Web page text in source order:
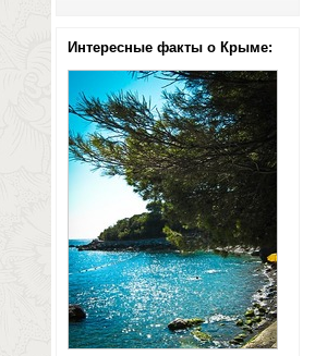
Интересные факты о Крыме: